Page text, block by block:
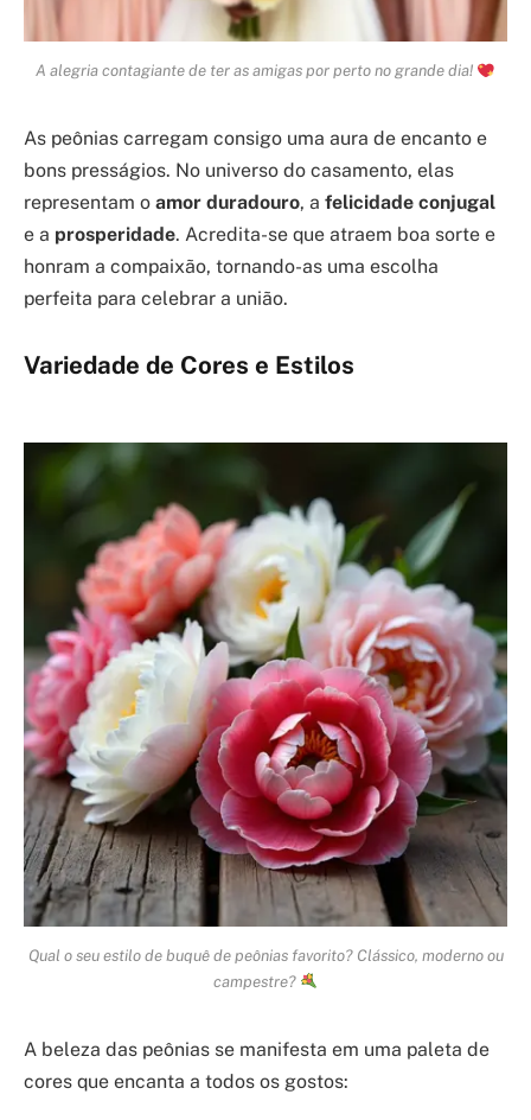
A alegria contagiante de ter as amigas por perto no grande dia!
As peônias carregam consigo uma aura de encanto e
bons presságios. No universo do casamento, elas
representam o amor duradouro, a felicidade conjugal
e a prosperidade. Acredita-se que atraem boa sorte e
honram a compaixão, tornando-as uma escolha
perfeita para celebrar a união.
Variedade de Cores e Estilos
Qual o seu estilo de buquê de peônias favorito? Clássico, moderno ou
campestre?
A beleza das peônias se manifesta em uma paleta de
cores que encanta a todos os gostos: